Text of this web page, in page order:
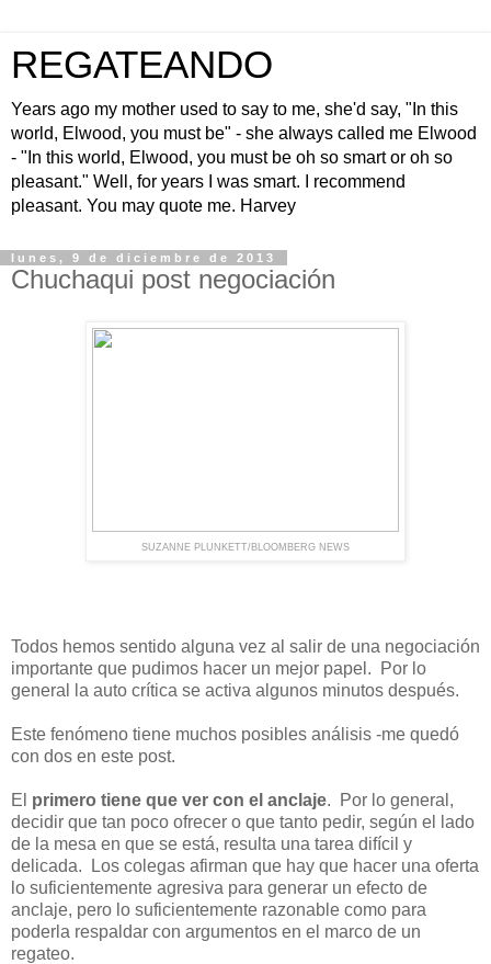
REGATEANDO
Years ago my mother used to say to me, she'd say, "In this
world, Elwood, you must be" - she always called me Elwood
- "In this world, Elwood, you must be oh so smart or oh so
pleasant." Well, for years I was smart. I recommend
pleasant. You may quote me. Harvey
lunes, 9 de diciembre de 2013
Chuchaqui post negociación
SUZANNE PLUNKETT/BLOOMBERG NEWS
Todos hemos sentido alguna vez al salir de una negociación
importante que pudimos hacer un mejor papel. Por lo
general la auto crítica se activa algunos minutos después.
Este fenómeno tiene muchos posibles análisis -me quedó
con dos en este post.
El primero tiene que ver con el anclaje. Por lo general,
decidir que tan poco ofrecer o que tanto pedir, según el lado
de la mesa en que se está, resulta una tarea difícil y
delicada. Los colegas afirman que hay que hacer una oferta
lo suficientemente agresiva para generar un efecto de
anclaje, pero lo suficientemente razonable como para
poderla respaldar con argumentos en el marco de un
regateo.